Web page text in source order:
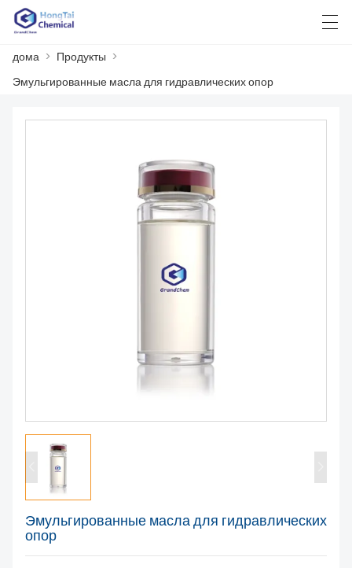
العربية 中文
дома > Продукты >
Эмульгированные масла для гидравлических опор
Эмульгированные масла для гидравлических
опор